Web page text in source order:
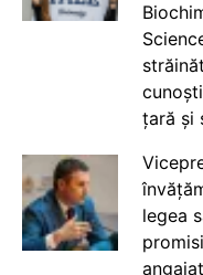
țară și
legea